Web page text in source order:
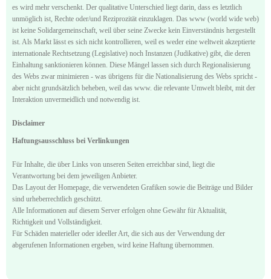
es wird mehr verschenkt. Der qualitative Unterschied liegt darin, dass es letztlich
unmöglich ist, Rechte oder/und Reziprozität einzuklagen. Das www (world wide web)
ist keine Solidargemeinschaft, weil über seine Zwecke kein Einverständnis hergestellt
ist. Als Markt lässt es sich nicht kontrollieren, weil es weder eine weltweit akzeptierte
internationale Rechtsetzung (Legislative) noch Instanzen (Judikative) gibt, die deren
Einhaltung sanktionieren können. Diese Mängel lassen sich durch Regionalisierung
des Webs zwar minimieren - was übrigens für die Nationalisierung des Webs spricht -
aber nicht grundsätzlich beheben, weil das www. die relevante Umwelt bleibt, mit der
Interaktion unvermeidlich und notwendig ist.
Disclaimer
Haftungsausschluss bei Verlinkungen
Für Inhalte, die über Links von unseren Seiten erreichbar sind, liegt die
Verantwortung bei dem jeweiligen Anbieter.
Das Layout der Homepage, die verwendeten Grafiken sowie die Beiträge und Bilder
sind urheberrechtlich geschützt.
Alle Informationen auf diesem Server erfolgen ohne Gewähr für Aktualität,
Richtigkeit und Vollständigkeit.
Für Schäden materieller oder ideeller Art, die sich aus der Verwendung der
abgerufenen Informationen ergeben, wird keine Haftung übernommen.